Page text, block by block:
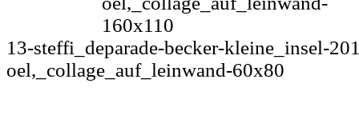
13-steffi_deparade-becker-kleine_insel-
oel,_collage_auf_leinwand-60x80